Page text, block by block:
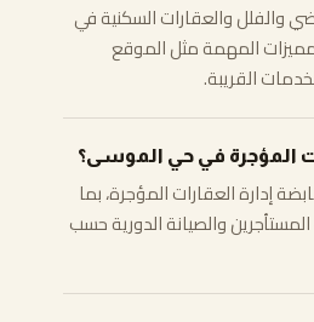
والفلل والعقارات السكنية في
المهمة مثل الموقع
القريبة.
المؤجرة في حي الموسى؟
إدارة العقارات المؤجرة، بما
والصيانة الدورية حسب